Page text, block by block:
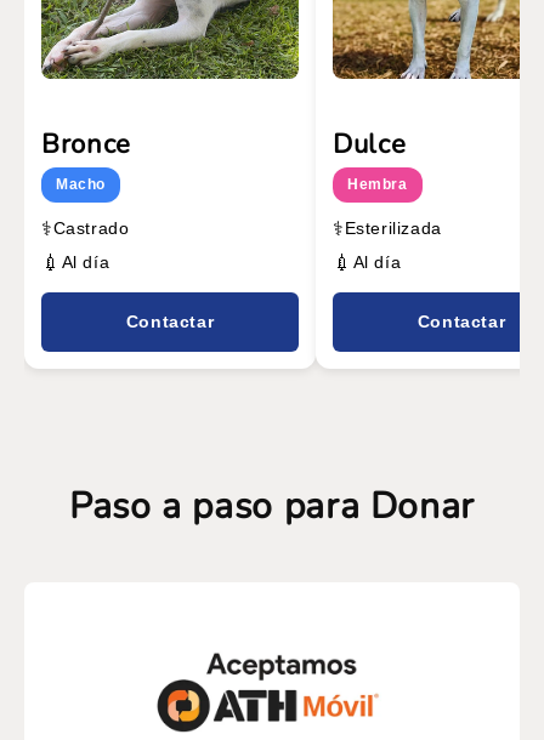
Bronce
Macho
⚕️Castrado
💉 Al día
Contactar
Dulce
Hembra
⚕️Esterilizada
💉 Al día
Contactar
Paso a paso para Donar